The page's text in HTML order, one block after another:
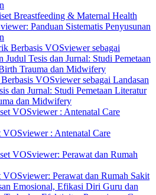
Breastfeeding & Maternal Health
Panduan Sistematis Penyusunan
VOSviewer sebagai Landasan
dan Jurnal: Studi Pemetaan Literatur
dan Midwifery
VOSviewer : Antenatal Care
VOSviewer: Perawat dan Rumah Sakit